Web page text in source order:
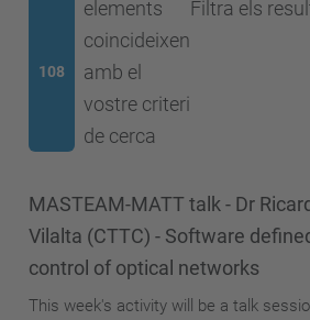
108
elements
coincideixen
amb el
vostre criteri
de cerca
Filtra els
MASTEAM-MATT talk - Dr
Vilalta (CTTC) - Software
control of optical networks
This week's activity will be a talk